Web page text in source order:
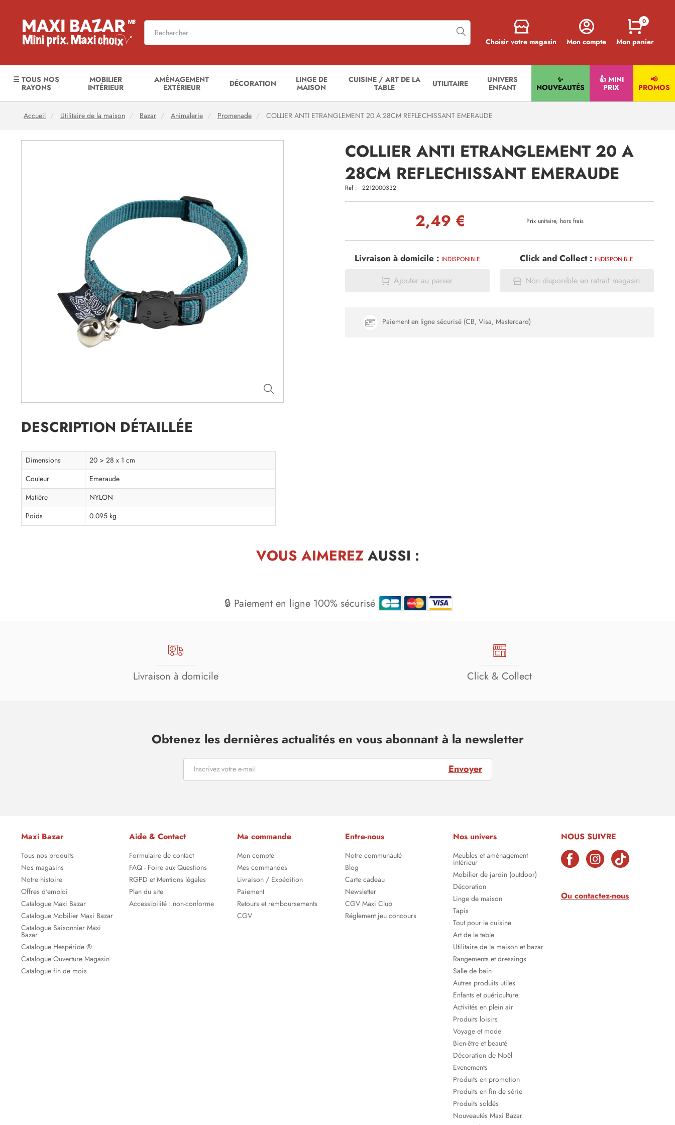
Choisir votre magasin Mon compte Mon panier
0
☰ TOUS NOS
RAYONS
MOBILIER
INTÉRIEUR
AMÉNAGEMENT
EXTÉRIEUR
DÉCORATION
LINGE DE
MAISON
CUISINE / ART DE LA
TABLE
UTILITAIRE
UNIVERS
ENFANT
✨
NOUVEAUTÉS
👍 MINI
PRIX
📢
PROMOS
Accueil Utilitaire de la maison Bazar Animalerie Promenade COLLIER ANTI ETRANGLEMENT 20 A 28CM REFLECHISSANT EMERAUDE
COLLIER ANTI ETRANGLEMENT 20 A
28CM REFLECHISSANT EMERAUDE
Ref : 2212000332
2,49 € Prix unitaire, hors frais
Livraison à domicile : INDISPONIBLE
Ajouter au panier
Click and Collect : INDISPONIBLE
Non disponible en retrait magasin
Paiement en ligne sécurisé (CB, Visa, Mastercard)
DESCRIPTION DÉTAILLÉE
Dimensions
20 > 28 x 1 cm
Couleur
Emeraude
Matière
NYLON
Poids
0.095 kg
VOUS AIMEREZAUSSI :
🔒 Paiement en ligne 100% sécurisé
Livraison à domicile Click & Collect
Obtenez les dernières actualités en vous abonnant à la newsletter
Envoyer
Maxi Bazar
Tous nos produits
Nos magasins
Notre histoire
Offres d'emploi
Catalogue Maxi Bazar
Catalogue Mobilier Maxi Bazar
Catalogue Saisonnier Maxi
Bazar
Catalogue Hespéride ®
Catalogue Ouverture Magasin
Catalogue fin de mois
Aide & Contact
Formulaire de contact
FAQ - Foire aux Questions
RGPD et Mentions légales
Plan du site
Accessibilité : non-conforme
Ma commande
Mon compte
Mes commandes
Livraison / Expédition
Paiement
Retours et remboursements
CGV
Entre-nous
Notre communauté
Blog
Carte cadeau
Newsletter
CGV Maxi Club
Réglement jeu concours
Nos univers
Meubles et aménagement
intérieur
Mobilier de jardin (outdoor)
Décoration
Linge de maison
Tapis
Tout pour la cuisine
Art de la table
Utilitaire de la maison et bazar
Rangements et dressings
Salle de bain
Autres produits utiles
Enfants et puériculture
Activités en plein air
Produits loisirs
Voyage et mode
Bien-être et beauté
Décoration de Noël
Evenements
Produits en promotion
Produits en fin de série
Produits soldés
Nouveautés Maxi Bazar
NOUS SUIVRE
Ou contactez-nous